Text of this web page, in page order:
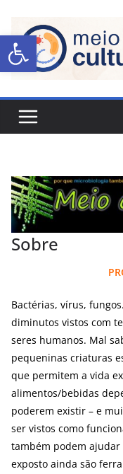
Abrir a
Sobre
Bactérias, vírus,
diminutos vistos com
seres humanos. Mal
pequeninas criaturas
que permitem a vida
alimentos/bebidas
poderem existir – e
ser vistos como
também podem ajudar
exposto ainda são